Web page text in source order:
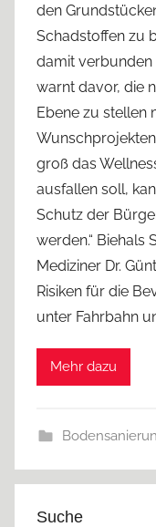
den
Schadstoffen zu
damit verbunden
warnt davor, die
Ebene zu stellen
groß das
ausfallen soll,
Schutz der
werden.“ Biehals
Mediziner Dr.
Risiken für die
unter Fahrbahn
Mehr dazu
Suche